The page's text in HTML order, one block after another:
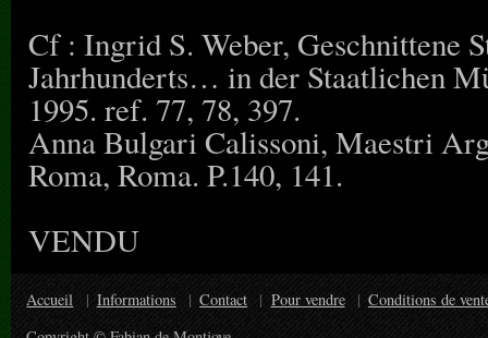
Cf : Ingrid S. Weber, Geschnittene
Jahrhunderts… in der Staatlichen
1995. ref. 77, 78, 397.
Anna Bulgari Calissoni, Maestri
Roma, Roma. P.140, 141.
VENDU
Accueil Informations Contact Pour vendre
Conditions de